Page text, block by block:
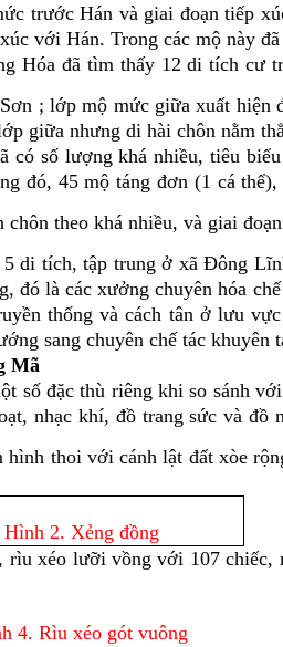
trước Hán và giai đoạn tiếp
với Hán. Trong các mộ này
Hóa đã tìm thấy 12 di tích
; lớp mộ mức giữa xuất
giữa nhưng di hài chôn nằm
có số lượng khá nhiều, tiêu
đó, 45 mộ táng đơn (1 cá
theo khá nhiều, và giai
di tích, tập trung ở xã Đông
là các xưởng chuyên hóa
thống và cách tân ở lưu
sang chuyên chế tác khuyên
Mã
số đặc thù riêng khi so sánh
nhạc khí, đồ trang sức và
thoi với cánh lật đất xòe
Hình 2. Xẻng đồng
xéo lưỡi vồng với 107
4. Rìu xéo gót vuông